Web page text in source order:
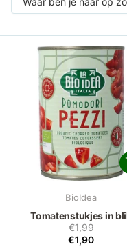
Producten (1)
BioIdea
Tomatenstukjes in
€1,99
€1,90